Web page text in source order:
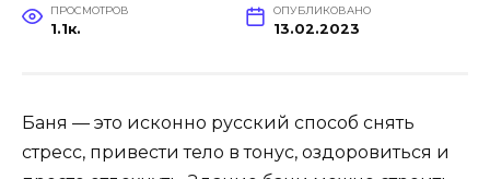
ПРОСМОТРОВ
1.1к.
ОПУБЛИКОВАНО
13.02.2023
Баня — это исконно русский способ снять
стресс, привести тело в тонус, оздоровиться и